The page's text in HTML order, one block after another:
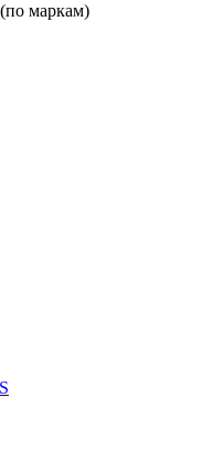
маркам)